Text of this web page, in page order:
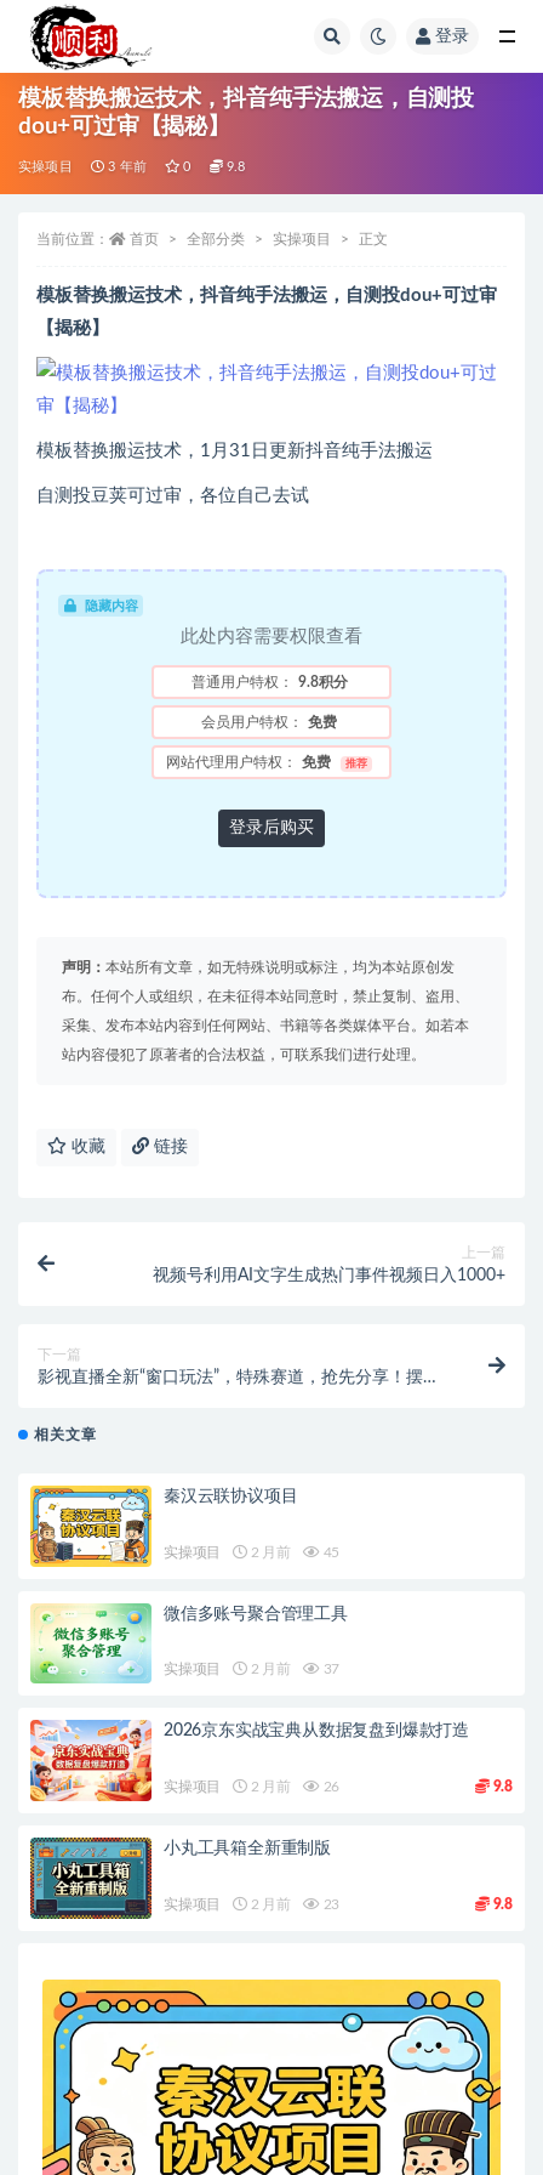
登录
模板替换搬运技术，抖音纯手法搬运，自测投
dou+可过审【揭秘】
实操项目 3 年前 0 9.8
当前位置： 首页 全部分类 实操项目 正文
模板替换搬运技术，抖音纯手法搬运，自测投dou+可过审
【揭秘】
模板替换搬运技术，1月31日更新抖音纯手法搬运
自测投豆荚可过审，各位自己去试
隐藏内容
此处内容需要权限查看
普通用户特权： 9.8积分
会员用户特权： 免费
网站代理用户特权： 免费 推荐
登录后购买
声明： 本站所有文章，如无特殊说明或标注，均为本站原创发
布。任何个人或组织，在未征得本站同意时，禁止复制、盗用、
采集、发布本站内容到任何网站、书籍等各类媒体平台。如若本
站内容侵犯了原著者的合法权益，可联系我们进行处理。
收藏 链接
上一篇
视频号利用AI文字生成热门事件视频日入1000+
下一篇
影视直播全新“窗口玩法”，特殊赛道，抢先分享！摆烂
相关文章
秦汉云联协议项目
实操项目 2 月前 45
微信多账号聚合管理工具
实操项目 2 月前 37
2026京东实战宝典从数据复盘到爆款打造
实操项目 2 月前 26 9.8
小丸工具箱全新重制版
实操项目 2 月前 23 9.8
全部